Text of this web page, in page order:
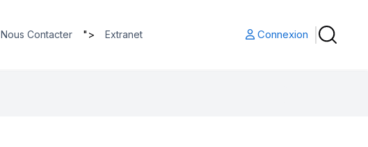
Nous Contacter "> Extranet Connexion